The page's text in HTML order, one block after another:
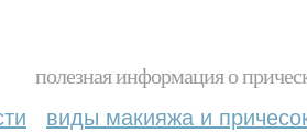
полезная информация о
виды макияжа и